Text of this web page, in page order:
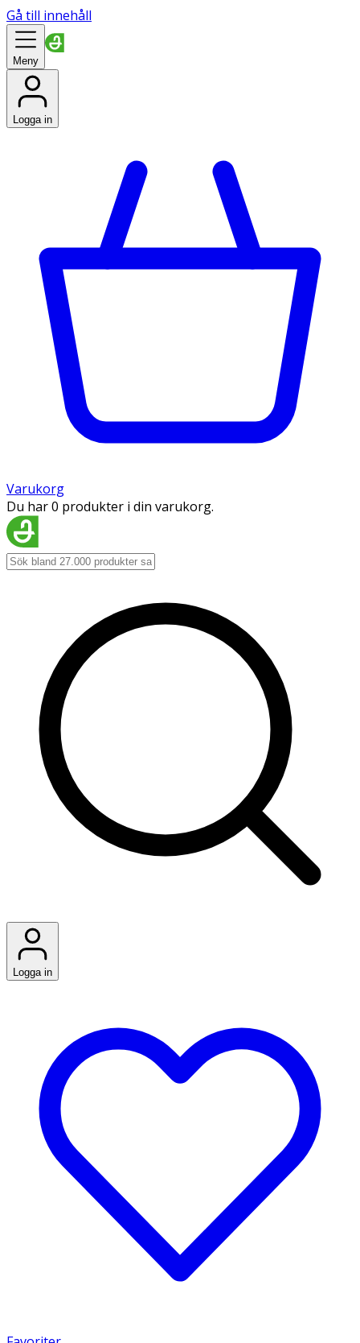
Gå till innehåll
Meny
Logga in
Varukorg
Du har 0 produkter i din varukorg.
Logga in